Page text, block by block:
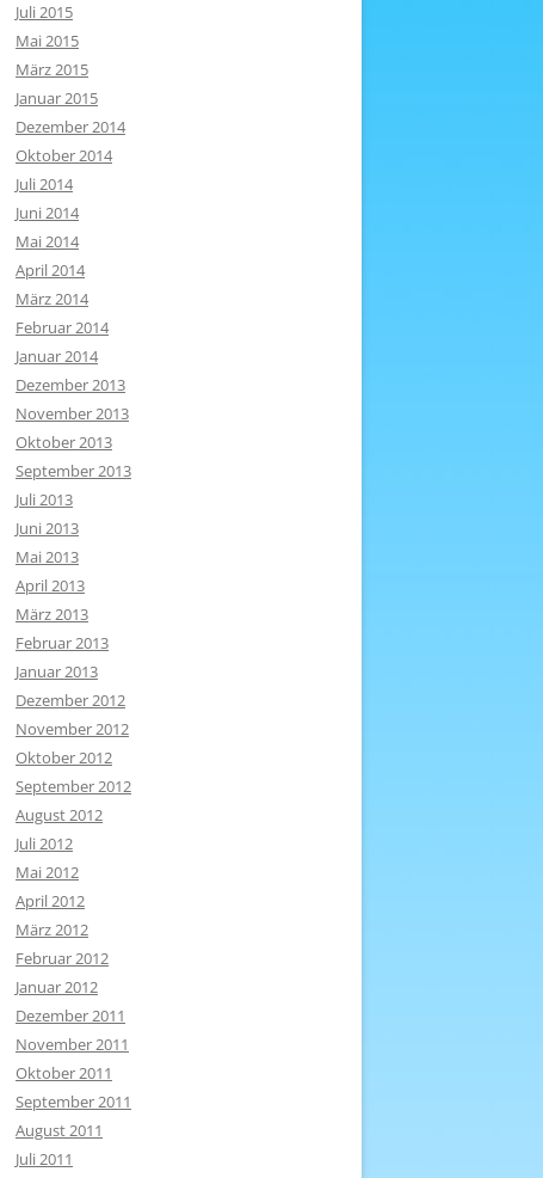
Juli 2015
Mai 2015
März 2015
Januar 2015
Dezember 2014
Oktober 2014
Juli 2014
Juni 2014
Mai 2014
April 2014
März 2014
Februar 2014
Januar 2014
Dezember 2013
November 2013
Oktober 2013
September 2013
Juli 2013
Juni 2013
Mai 2013
April 2013
März 2013
Februar 2013
Januar 2013
Dezember 2012
November 2012
Oktober 2012
September 2012
August 2012
Juli 2012
Mai 2012
April 2012
März 2012
Februar 2012
Januar 2012
Dezember 2011
November 2011
Oktober 2011
September 2011
August 2011
Juli 2011